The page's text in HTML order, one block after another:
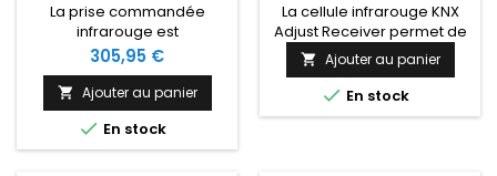
La prise commandée
infrarouge est
spécialement adaptée
pour une personne en
situation de handicap qui
souhaite allumer et
éteindre une lampe, un
ventilateur, ou qui souhaite
Prix
305,95 €
 Ajouter au panier
 En stock
La cellule infrarouge KNX
Adjust Receiver permet de
piloter une installation
domotique KNX via un
contrôle d'environnement
infrarouge handicap
 Ajouter au panier
 En stock